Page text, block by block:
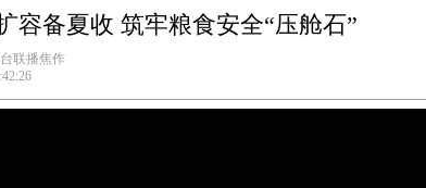
容备夏收 筑牢粮食安全“压舱石”
联播焦作